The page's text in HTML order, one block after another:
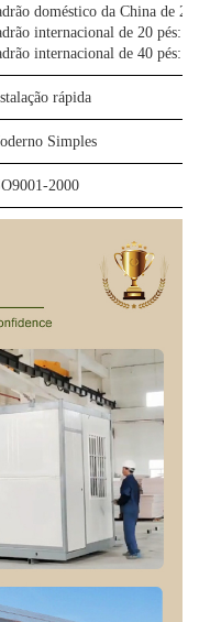
doméstico da China de
internacional de 20 pés:
internacional de 40 pés:
rápida
Simples
2000